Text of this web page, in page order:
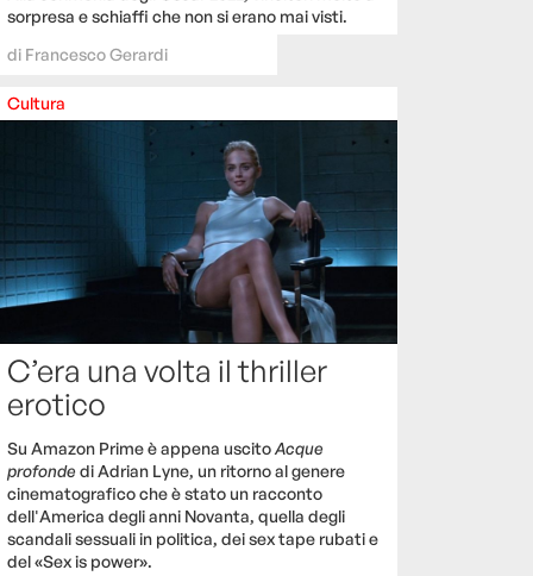
sorpresa e schiaffi che non si erano mai visti.
di Francesco Gerardi
Cultura
C’era una volta il thriller
erotico
Su Amazon Prime è appena uscitoAcque
profonde di Adrian Lyne, un ritorno al genere
cinematografico che è stato un racconto
dell'America degli anni Novanta, quella degli
scandali sessuali in politica, dei sex tape rubati e
del «Sex is power».